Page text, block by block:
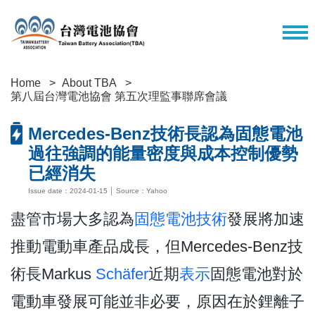
Home
About TBA
第八屆台灣電池協會 第五次理監事聯席會議
Mercedes-Benz技術長認為固態電池
過往強調的能量密度與成本控制優勢
已經消失
Issue date：2024-01-15 │ Source：Yahoo
盡管市場大多認為固態電池技術發展將加速
推動電動車產品成長，但Mercedes-Benz技
術長Markus Schäfer近期表示固態電池對於
電動車發展可能並非必要，原因在於鋰離子